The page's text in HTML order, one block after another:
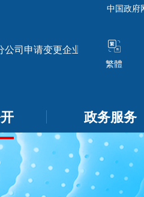
中国政府
申请变更企业名称和法定代表
繁體
政务服务